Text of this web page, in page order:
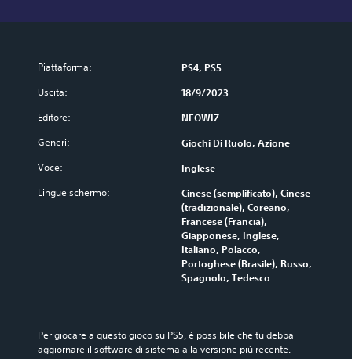
Piattaforma: PS4, PS5
Uscita: 18/9/2023
Editore: NEOWIZ
Generi: Giochi Di Ruolo, Azione
Voce: Inglese
Lingue schermo:
Cinese (semplificato), Cinese
(tradizionale), Coreano,
Francese (Francia),
Giapponese, Inglese,
Italiano, Polacco,
Portoghese (Brasile), Russo,
Spagnolo, Tedesco
Per giocare a questo gioco su PS5, è possibile che tu debba
aggiornare il software di sistema alla versione più recente.